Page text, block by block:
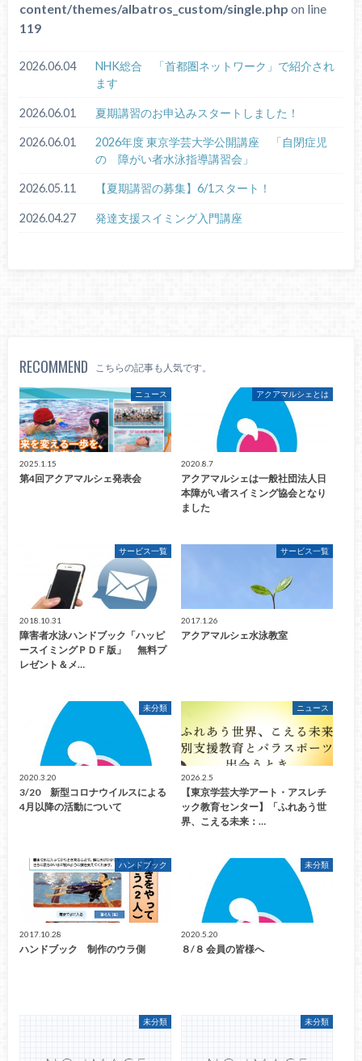
content/themes/albatros_custom/single.php on line
119
2026.06.04
NHK総合 「首都圏ネットワーク」で紹介され
ます
2026.06.01 夏期講習のお申込みスタートしました！
2026.06.01
2026年度 東京学芸大学公開講座 「自閉症児
の 障がい者水泳指導講習会」
2026.05.11 【夏期講習の募集】6/1スタート！
2026.04.27 発達支援スイミング入門講座
RECOMMEND こちらの記事も人気です。
ニュース
2025.1.15
第4回アクアマルシェ発表会
アクアマルシェとは
2020.8.7
アクアマルシェは一般社団法人日
本障がい者スイミング協会となり
ました
サービス一覧
2018.10.31
障害者水泳ハンドブック「ハッピ
ースイミングＰＤＦ版」 無料プ
レゼント＆メ…
サービス一覧
2017.1.26
アクアマルシェ水泳教室
未分類
2020.3.20
3/20 新型コロナウイルスによる
4月以降の活動について
ニュース
2026.2.5
【東京学芸大学アート・アスレチ
ック教育センター】「ふれあう世
界、こえる未来：…
ハンドブック
2017.10.28
ハンドブック 制作のウラ側
未分類
2020.5.20
８/８ 会員の皆様へ
未分類 未分類